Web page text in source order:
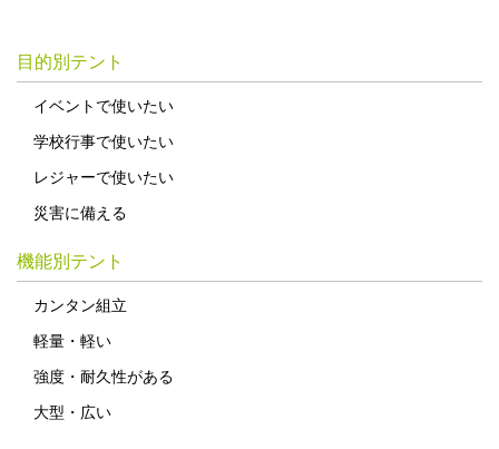
目的別テント
イベントで使いたい
学校行事で使いたい
レジャーで使いたい
災害に備える
機能別テント
カンタン組立
軽量・軽い
強度・耐久性がある
大型・広い